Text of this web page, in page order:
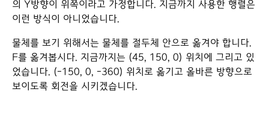
의 Y방향이 위쪽이라고 가정합니다. 지금까지 사용한 행렬은
이런 방식이 아니었습니다.
물체를 보기 위해서는 물체를 절두체 안으로 옮겨야 합니다.
F를 옮겨봅시다. 지금까지는 (45, 150, 0) 위치에 그리고 있
었습니다. (-150, 0, -360) 위치로 옮기고 올바른 방향으로
보이도록 회전을 시키겠습니다.